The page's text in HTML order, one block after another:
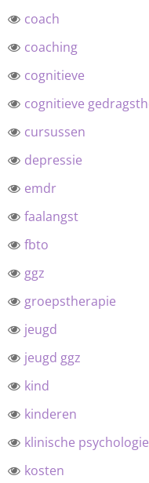
coach
coaching
cognitieve
cognitieve
cursussen
depressie
emdr
faalangst
fbto
ggz
groepstherapie
jeugd
jeugd ggz
kind
kinderen
klinische psychologie
kosten